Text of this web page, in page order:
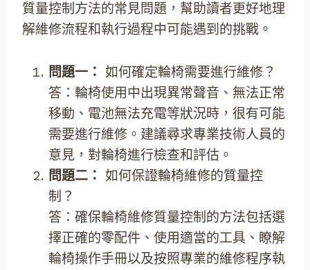
質量控制方法的常見問題，幫助讀者更好地理
解維修流程和執行過程中可能遇到的挑戰。
問題一： 如何確定輪椅需要進行維修？
答：輪椅使用中出現異常聲音、無法正常
移動、電池無法充電等狀況時，很有可能
需要進行維修。建議尋求專業技術人員的
意見，對輪椅進行檢查和評估。
問題二： 如何保證輪椅維修的質量控
制？
答：確保輪椅維修質量控制的方法包括選
擇正確的零配件、使用適當的工具、瞭解
輪椅操作手冊以及按照專業的維修程序執